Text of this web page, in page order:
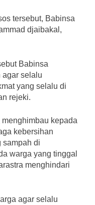
tersebut, Babinsa
djaibakal,
Babinsa
agar selalu
yang selalu di
rejeki.
kepada
kebersihan
sampah di
warga yang tinggal
menghindari
agar selalu